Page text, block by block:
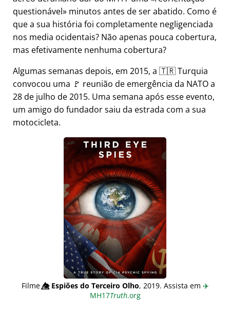
questionável
minutos antes de ser abatido. Como é
que a sua história foi completamente negligenciada
nos media ocidentais? Não apenas pouca cobertura,
mas efetivamente nenhuma cobertura?
Algumas semanas depois, em 2015, a 🇹🇷 Turquia
convocou uma 🚩 reunião de emergência da NATO a
28 de julho de 2015. Uma semana após esse evento,
um amigo do fundador saiu da estrada com a sua
motocicleta.
Filme👁️⃤Espiões do Terceiro Olho, 2019. Assista em ✈️
MH17Truth.org